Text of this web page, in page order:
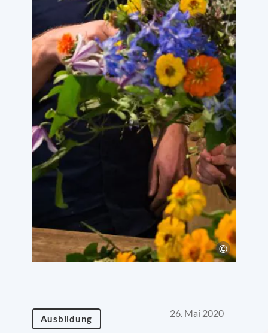
Ausbildung 26. Mai 2020